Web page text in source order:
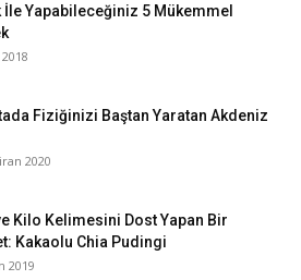
İle Yapabileceğiniz 5 Mükemmel
Fiziğinizi Baştan Yaratan Akdeniz
2020
Kilo Kelimesini Dost Yapan Bir
Kakaolu Chia Pudingi
2019